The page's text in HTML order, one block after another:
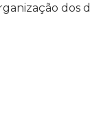
dos